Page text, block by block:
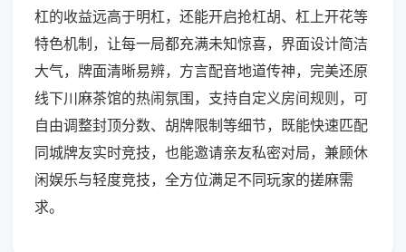
杠的收益远高于明杠，还能开启抢杠胡、杠上开花等
特色机制，让每一局都充满未知惊喜，界面设计简洁
大气，牌面清晰易辨，方言配音地道传神，完美还原
线下川麻茶馆的热闹氛围，支持自定义房间规则，可
自由调整封顶分数、胡牌限制等细节，既能快速匹配
同城牌友实时竞技，也能邀请亲友私密对局，兼顾休
闲娱乐与轻度竞技，全方位满足不同玩家的搓麻需
求。